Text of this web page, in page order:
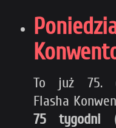
To już 75.
Flasha
75 tygodni